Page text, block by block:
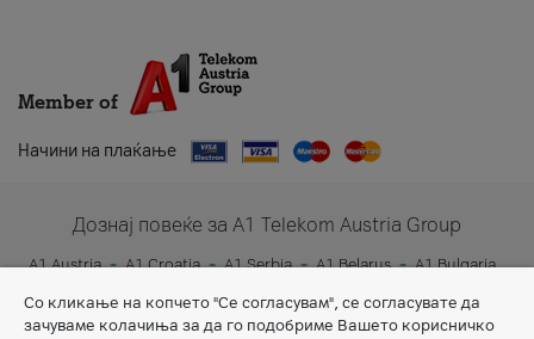
Member of
Начини на плаќање
Дознај повеќе за A1 Telekom Austria Group
A1 Austria A1 Croatia A1 Serbia A1 Belarus
A1 Bulgaria
A1 Slovenia
A1 Digital
Со кликање на копчето "Се согласувам", се согласувате да
зачуваме колачиња за да го подобриме Вашето корисничко